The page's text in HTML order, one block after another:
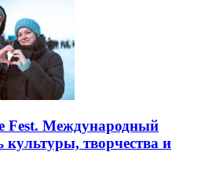
Fest. Международный
культуры, творчества и